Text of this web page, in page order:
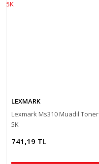
LEXMARK
Lexmark Ms310 Muadil Toner
5K
741,19 TL